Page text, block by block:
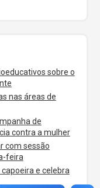
sobre o
nas áreas de
de
contra a mulher
com sessão
feira
e celebra